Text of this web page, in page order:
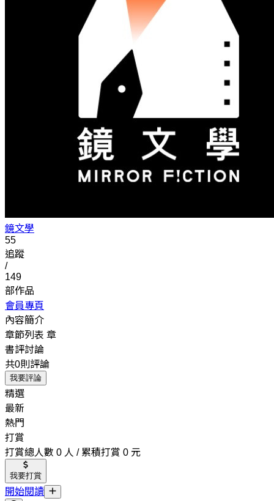
鏡文學
55
追蹤
/
149
部作品
會員專頁
內容簡介
章節列表 章
書評討論
共0則評論
我要評論
精選
最新
熱門
打賞
打賞總人數 0 人 / 累積打賞 0 元
我要打賞
開始閱讀